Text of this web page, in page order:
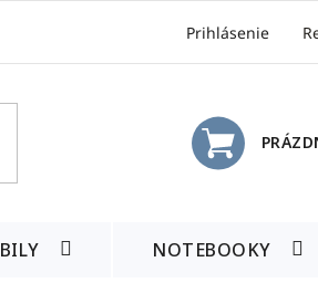
Prihlásenie
NÁKUPNÝ
NOTEBOOKY